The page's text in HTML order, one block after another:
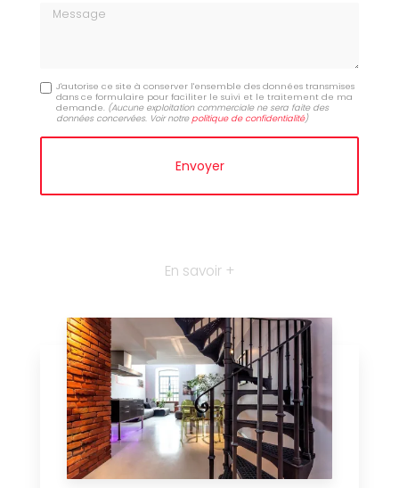
Message
J'autorise ce site à conserver l'ensemble des données transmises
dans ce formulaire pour faciliter le suivi et le traitement de ma
demande. (Aucune exploitation commerciale ne sera faite des
données concervées. Voir notrepolitique de confidentialité)
En savoir +